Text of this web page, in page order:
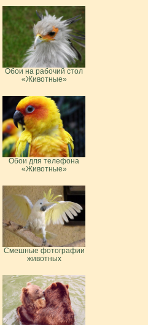
Обои на рабочий стол
«Животные»
Обои для телефона
«Животные»
Смешные фотографии
животных